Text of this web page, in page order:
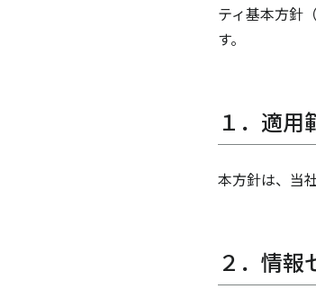
ティ基本方針
す。
１．適用
本方針は、当
２．情報